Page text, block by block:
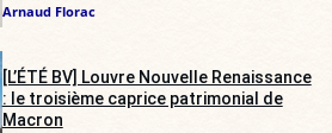
Arnaud Florac
[L’ÉTÉ BV] Louvre Nouvelle Renaissance
: le troisième caprice patrimonial de
Macron